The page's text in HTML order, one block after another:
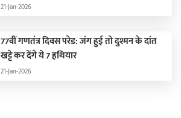
21-Jan-2026
77वीं गणतंत्र दिवस परेड: जंग हुई तो दुश्मन के दांत
खट्टे कर देंगे ये 7 हथियार
21-Jan-2026